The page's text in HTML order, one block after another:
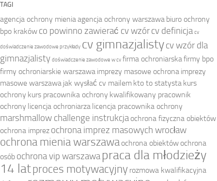
TAGI
agencja ochrony mieniaagencja ochrony warszawa biuro ochrony
bpo kraków co powinno zawierać cv wzórcv definicja cv
doświadczenie zawodowe przykłady cv gimnazjalistycv wzór dla
gimnazjalisty doświadczenie zawodowe w cv firma ochroniarskafirmy bpo
firmy ochroniarskie warszawa imprezy masowe ochrona imprezy
masowe warszawa jak wysłać cv mailem kto to statysta kurs
ochrony kurs pracownika ochrony kwalifikowany pracownik
ochrony licencja ochroniarza licencja pracownika ochrony
marshmallow challenge instrukcja ochrona fizyczna obiektów
ochrona imprez ochrona imprez masowych wrocław
ochrona mienia warszawa ochrona obiektów ochrona
osób ochrona vip warszawa praca dla młodzieży
14 latproces motywacyjny rozmowa kwalifikacyjna